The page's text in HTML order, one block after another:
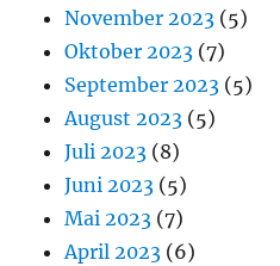
November 2023 (5)
Oktober 2023 (7)
September 2023 (5)
August 2023 (5)
Juli 2023 (8)
Juni 2023 (5)
Mai 2023 (7)
April 2023 (6)